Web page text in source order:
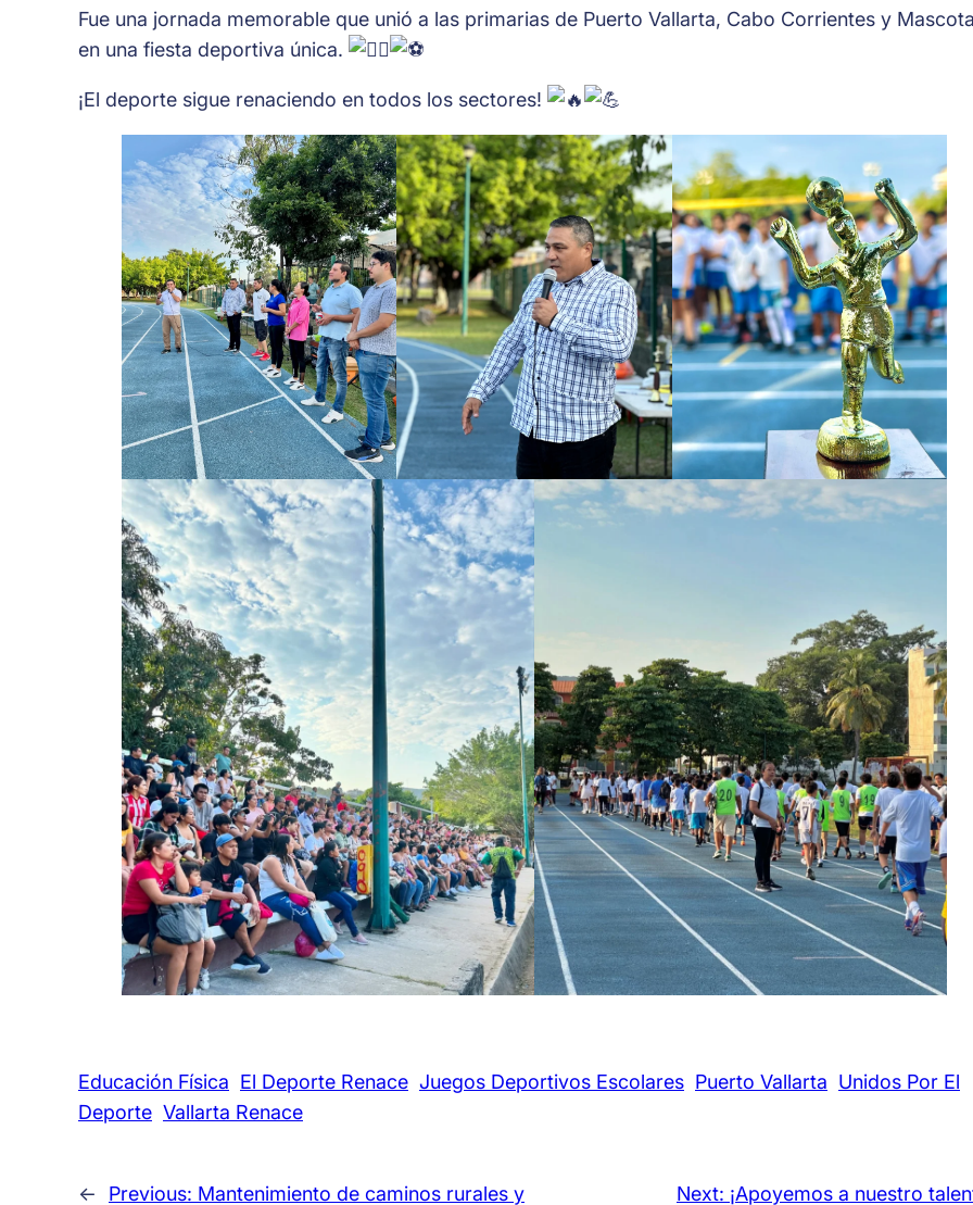
Fue una jornada memorable que unió a las primarias de Puerto Vallarta, Cabo Corrientes y
en una fiesta deportiva única.
¡El deporte sigue renaciendo en todos los sectores!
Educación Física El Deporte Renace Juegos Deportivos Escolares Puerto Vallarta Unidos Por El
Deporte Vallarta Renace
← Previous: Mantenimiento de caminos rurales y Next: ¡Apoyemos a nuestro